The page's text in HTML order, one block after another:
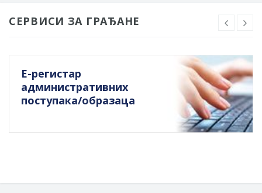
СЕРВИСИ ЗА ГРАЂАНЕ
Е-регистар
административних
поступака/образаца